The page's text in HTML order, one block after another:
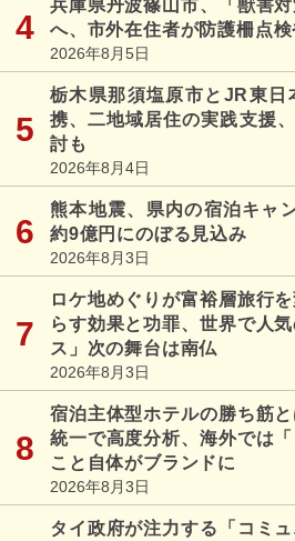
兵庫県丹波篠山市、「獣害
へ、市外在住者が防護柵点
2026年8月5日
栃木県那須塩原市とJR東日
携、二地域居住の実践支援
討も
2026年8月4日
熊本地震、県内の宿泊キャ
約9億円にのぼる見込み
2026年8月3日
ロケ地めぐりが富裕層旅行
らす効果と功罪、世界で人
ス」次の舞台は南仏
2026年8月3日
宿泊主体型ホテルの勝ち筋
統一で高度分析、海外では
こと自体がブランドに
2026年8月3日
タイ政府が注力する「コミ